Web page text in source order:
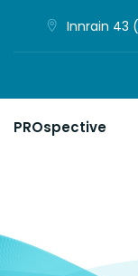
Innrain 43
PROspective